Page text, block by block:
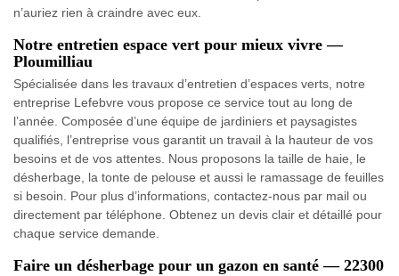
n’auriez rien à craindre avec eux.
Notre entretien espace vert pour mieux vivre —
Ploumilliau
Spécialisée dans les travaux d’entretien d’espaces verts, notre
entreprise Lefebvre vous propose ce service tout au long de
l’année. Composée d’une équipe de jardiniers et paysagistes
qualifiés, l’entreprise vous garantit un travail à la hauteur de vos
besoins et de vos attentes. Nous proposons la taille de haie, le
désherbage, la tonte de pelouse et aussi le ramassage de feuilles
si besoin. Pour plus d’informations, contactez-nous par mail ou
directement par téléphone. Obtenez un devis clair et détaillé pour
chaque service demande.
Faire un désherbage pour un gazon en santé — 22300